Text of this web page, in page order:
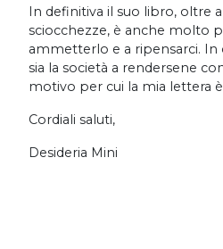
In definitiva il suo libro, oltre
sciocchezze, è anche molto
ammetterlo e a ripensarci. In
sia la società a rendersene
motivo per cui la mia lettera
Cordiali saluti,
Desideria Mini